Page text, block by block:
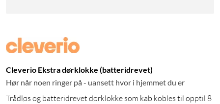
Cleverio Ekstra dørklokke (batteridrevet)
Hør når noen ringer på - uansett hvor i hjemmet du er
Trådløs og batteridrevet dørklokke som kab kobles til opptil 8